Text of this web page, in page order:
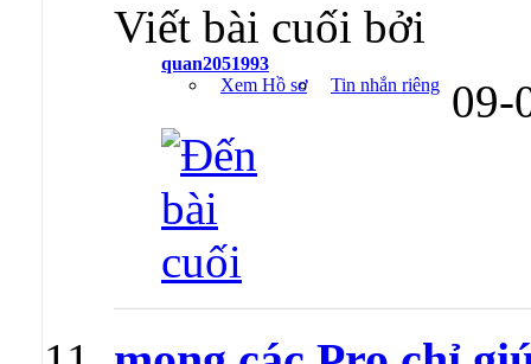
Viết bài cuối bởi
quan2051993
Xem Hồ sơ
Tin nhắn riêng 09-